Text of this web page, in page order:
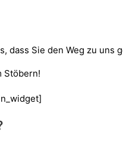
dass Sie den Weg zu uns
Stöbern!